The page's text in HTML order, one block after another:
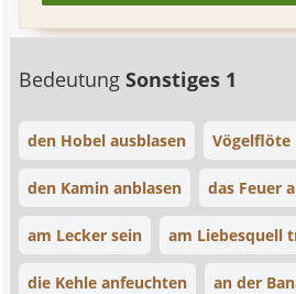
BedeutungSonstiges 1
den Hobel ausblasen Vögelflöte
den Kamin anblasen das Feuer
am Lecker sein am Liebesquell
die Kehle anfeuchten an der